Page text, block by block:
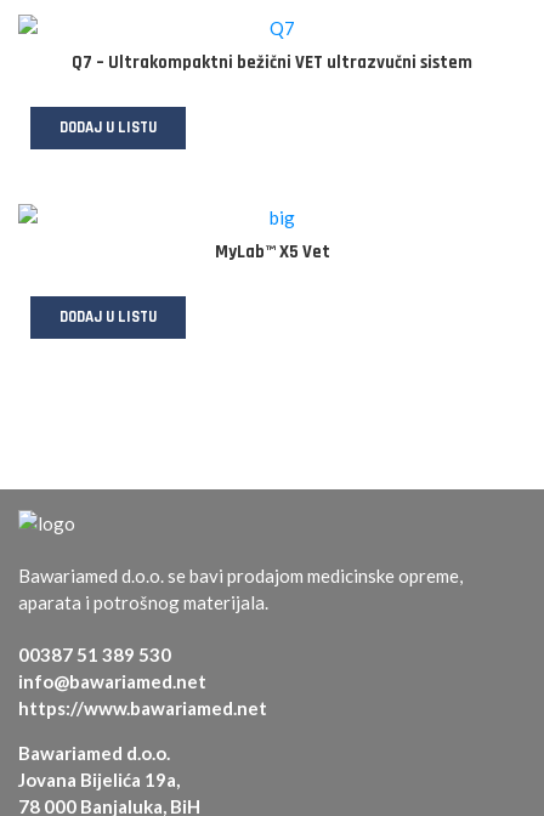
Q7 – Ultrakompaktni bežični VET ultrazvučni sistem
DODAJ U LISTU
MyLab™ X5 Vet
DODAJ U LISTU
Bawariamed d.o.o. se bavi prodajom medicinske opreme,
aparata i potrošnog materijala.
00387 51 389 530
info@bawariamed.net
https://www.bawariamed.net
Bawariamed d.o.o.
Jovana Bijelića 19a,
78 000 Banjaluka, BiH